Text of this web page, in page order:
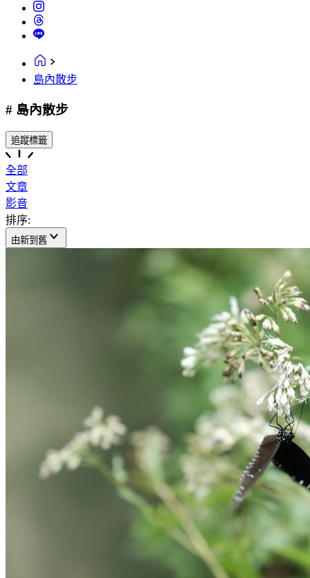
島內散步
# 島內散步
追蹤標籤
全部
文章
影音
排序:
由新到舊